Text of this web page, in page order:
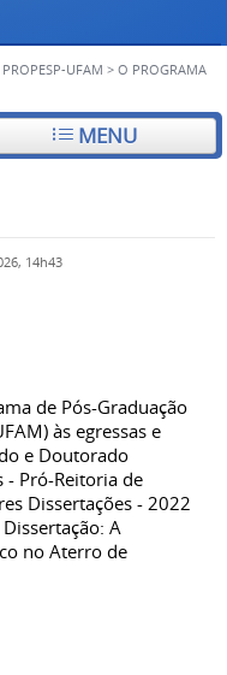
UFAM > O PROGRAMA
MENU
14h43
de Pós-Graduação
às egressas e
e Doutorado
- Pró-Reitoria de
Dissertações - 2022
A
no Aterro de